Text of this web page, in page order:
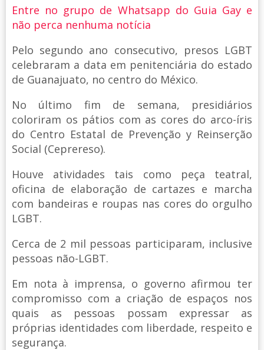
Entre no grupo de Whatsapp do Guia Gay e
não perca nenhuma notícia
Pelo segundo ano consecutivo, presos LGBT
celebraram a data em penitenciária do estado
de Guanajuato, no centro do México.
No último fim de semana, presidiários
coloriram os pátios com as cores do arco-íris
do Centro Estatal de Prevenção y Reinserção
Social (Ceprereso).
Houve atividades tais como peça teatral,
oficina de elaboração de cartazes e marcha
com bandeiras e roupas nas cores do orgulho
LGBT.
Cerca de 2 mil pessoas participaram, inclusive
pessoas não-LGBT.
Em nota à imprensa, o governo afirmou ter
compromisso com a criação de espaços nos
quais as pessoas possam expressar as
próprias identidades com liberdade, respeito e
segurança.